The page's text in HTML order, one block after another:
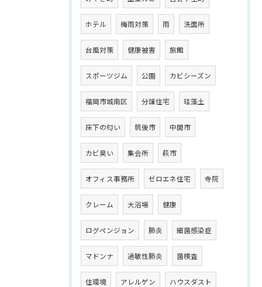
ホテル 梅雨対策 雨 洗面所
台風対策 健康被害 旅館
スポーツジム 公園 カビシーズン
福岡市城南区 分譲住宅 珪藻土
床下の匂い 筑後市 中間市
カビ臭い 集会所 萩市
オフィス事務所 ゼロエネ住宅 寺院
クレーム 大浴場 健康
ログペンジョン 肺炎 細菌感染症
マドンナ 過敏性肺炎 菌検査
住環境 アレルゲン ハウスダスト